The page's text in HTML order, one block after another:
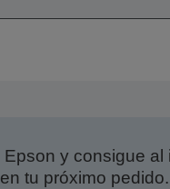
y consigue
tu próximo pedido.